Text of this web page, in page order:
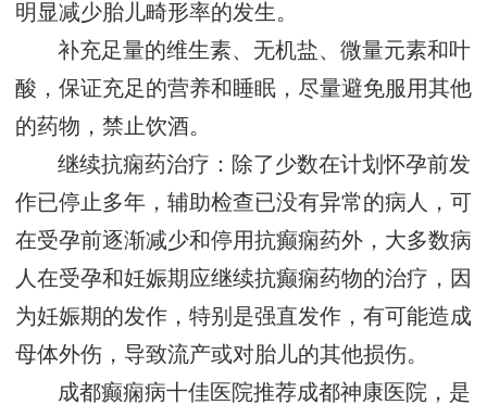
明显减少胎儿畸形率的发生。
补充足量的维生素、无机盐、微量元素和叶
酸，保证充足的营养和睡眠，尽量避免服用其他
的药物，禁止饮酒。
继续抗痫药治疗：除了少数在计划怀孕前发
作已停止多年，辅助检查已没有异常的病人，可
在受孕前逐渐减少和停用抗癫痫药外，大多数病
人在受孕和妊娠期应继续抗癫痫药物的治疗，因
为妊娠期的发作，特别是强直发作，有可能造成
母体外伤，导致流产或对胎儿的其他损伤。
成都癫痫病十佳医院推荐成都神康医院，是